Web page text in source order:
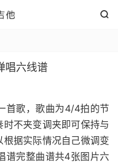

唱六线谱
首歌，歌曲为4/4拍的节
不夹变调夹即可保持与
据实际情况自己微调变
谱完整曲谱共4张图片六